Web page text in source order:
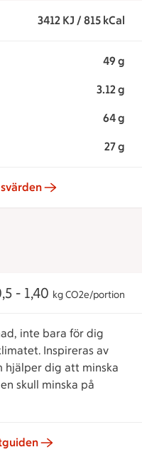
3412 KJ / 815 kCal
49 g
3.12 g
64 g
27 g
- 1,40 kg CO2e/portion
inte bara för dig
Inspireras av
hjälper dig att minska
skull minska på